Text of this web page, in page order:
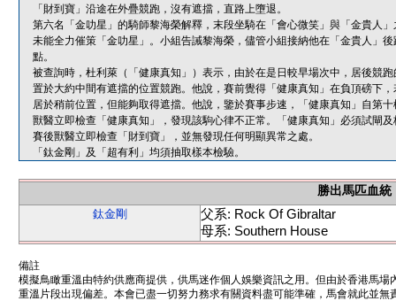
「財到寶」沿途在外疊競跑，沒有遮擋，直路上墮退。
第六名「金叻星」的騎師黎海榮解釋，末段坐騎在「會心微笑」與「金貴人
未能全力催策「金叻星」。小組告誡黎海榮，儘管小組接納他在「金貴人」
點。
被查詢時，杜利萊（「健康真知」）表示，由於在是日較早場次中，居後競
置於大約中間有遮擋的位置競跑。他說，賽前覺得「健康真知」在負頂磅下
居於稍前位置，但能夠取得遮擋。他說，鑒於賽事步速，「健康真知」自第
獸醫立即檢查「健康真知」，發現該駒心律不正常。「健康真知」必須試閘
賽後獸醫立即檢查「財到寶」，並無發現任何明顯異常之處。
「鈦金剛」及「超有利」均須抽取樣本檢驗。
勝出馬匹血統
鈦金剛
父系: Rock Of Gibraltar
母系: Southern House
備註
模擬鳥瞰重溫由特約供應商提供，供馬迷作個人娛樂資訊之用。但由於香港馬
重溫片段出現偏差。本會已盡一切努力務求有關資料盡可能準確，馬會就此並